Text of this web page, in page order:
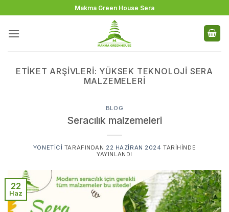
atla
Makma Green House Sera
ETIKET ARŞIVLERI: YÜKSEK TEKNOLOJI SERA
MALZEMELERI
BLOG
Seracılık malzemeleri
YONETICI TARAFINDAN 22 HAZIRAN 2024 TARIHINDE
YAYINLANDI
22
Haz